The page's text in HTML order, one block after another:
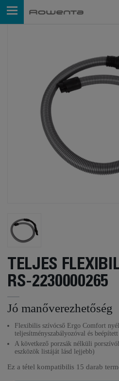
TELJES
RS-2230000265
Jó manőverezhetőség
Flexibilis szívócső Ergo Comfort
teljesítményszabályozóval és
A következő porzsák nélküli
eszközök listáját lásd lejjebb)
Ez a tétel kompatibilis 15 darab